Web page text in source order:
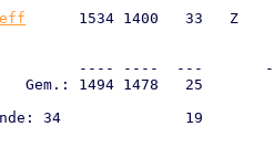
1534 1400   33   Z
---- ----  ---
Gem.: 1494 1478   25
34              19